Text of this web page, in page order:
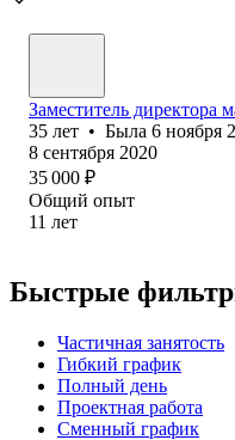
Заместитель директора
35 лет • Была 6 ноября
8 сентября 2020
35 000 ₽
Общий опыт
11 лет
Быстрые
Частичная занятость
Гибкий график
Полный день
Проектная работа
Сменный график